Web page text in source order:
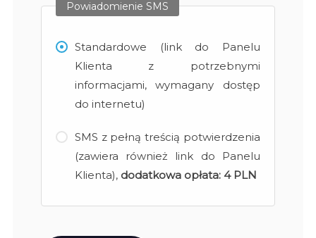
Powiadomienie SMS
Standardowe (link do Panelu
Klienta z potrzebnymi
informacjami, wymagany dostęp
do internetu)
SMS z pełną treścią potwierdzenia
(zawiera również link do Panelu
Klienta), dodatkowa opłata: 4 PLN